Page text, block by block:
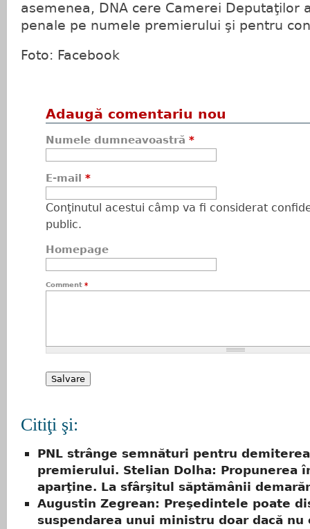
asemenea, DNA cere Camerei Deputaţilor
penale pe numele premierului şi pentru
Foto: Facebook
Adaugă comentariu nou
Numele dumneavoastră *
E-mail *
Conţinutul acestui câmp va fi considerat
public.
Homepage
Comment *
Citiţi şi:
PNL strânge semnături pentru demiterea
premierului. Stelian Dolha: Propunerea
aparţine. La sfârşitul săptămânii
Augustin Zegrean: Preşedintele poate
suspendarea unui ministru doar dacă nu